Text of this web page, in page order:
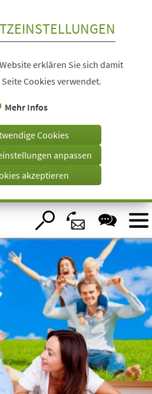
erklären Sie sich damit
Cookies verwendet.
Mehr Infos
Cookies
anpassen
akzeptieren